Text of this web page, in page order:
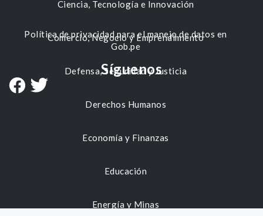
Ciencia, Tecnología e Innovación
Comercio, Negocio y Emprendimiento
Defensa, Seguridad y Justicia
Derechos Humanos
Economía y Finanzas
Educación
Energía y Minas
Política de privacidad para el manejo de datos en
Gob.pe
Síguenos